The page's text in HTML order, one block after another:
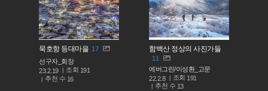
묵호항 등대마을 17
선구자_회장
23.2.19
조회 191
추천 수 16
함백산 정상의 사진가들
11
에버그린/이성환_고문
22.2.8
조회 191
추천 수 13